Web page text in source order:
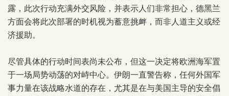
露，此次行动充满外交风险，并表示人们非常担心，德黑兰
方面会将此次部署的时机视为蓄意挑衅，而非人道主义或经
济援助。
尽管具体的行动时间表尚未公布，但这一决定将欧洲海军置
于一场局势动荡的对峙中心。伊朗一直警告称，任何外国军
事力量在该战略水道的存在，尤其是在与美国主导的安全倡